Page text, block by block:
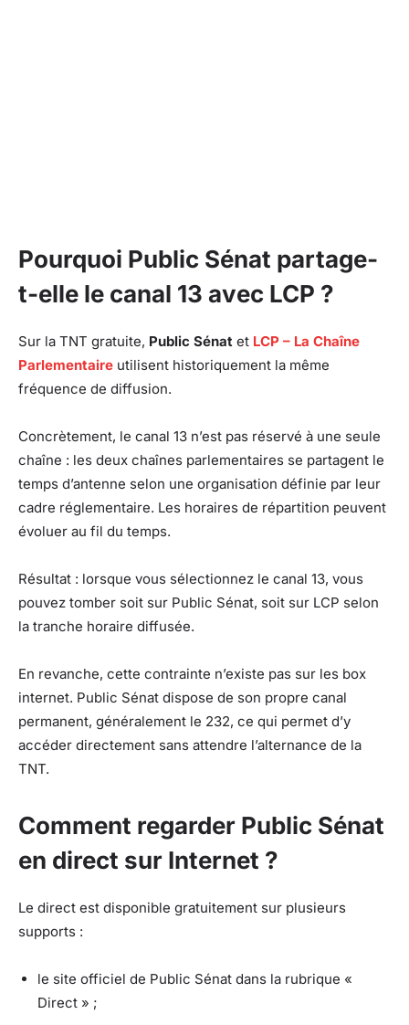
Pourquoi Public Sénat partage-
t-elle le canal 13 avec LCP ?
Sur la TNT gratuite, Public Sénat et LCP – La Chaîne
Parlementaire utilisent historiquement la même
fréquence de diffusion.
Concrètement, le canal 13 n’est pas réservé à une seule
chaîne : les deux chaînes parlementaires se partagent le
temps d’antenne selon une organisation définie par leur
cadre réglementaire. Les horaires de répartition peuvent
évoluer au fil du temps.
Résultat : lorsque vous sélectionnez le canal 13, vous
pouvez tomber soit sur Public Sénat, soit sur LCP selon
la tranche horaire diffusée.
En revanche, cette contrainte n’existe pas sur les box
internet. Public Sénat dispose de son propre canal
permanent, généralement le 232, ce qui permet d’y
accéder directement sans attendre l’alternance de la
TNT.
Comment regarder Public Sénat
en direct sur Internet ?
Le direct est disponible gratuitement sur plusieurs
supports :
le site officiel de Public Sénat dans la rubrique «
Direct » ;